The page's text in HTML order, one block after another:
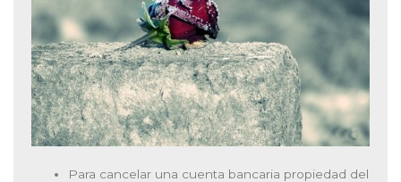
Para cancelar una cuenta bancaria propiedad del